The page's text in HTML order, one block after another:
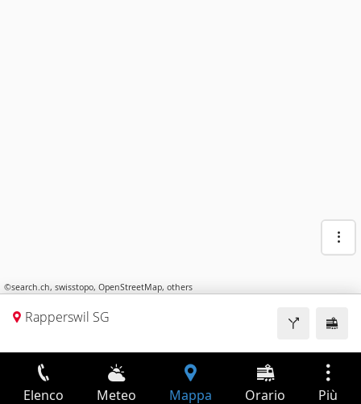
©search.ch, swisstopo, OpenStreetMap, others
Rapperswil SG
Elenco Meteo Mappa Orario Più